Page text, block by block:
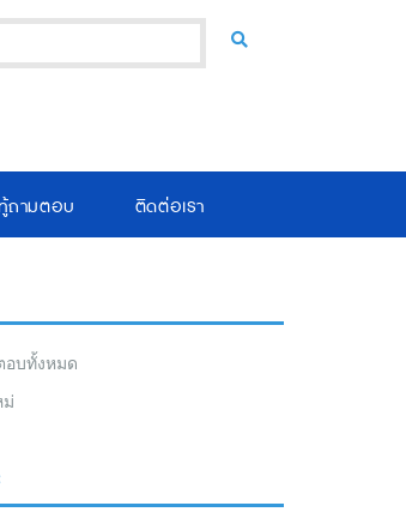
ถามตอบ ติดต่อเรา
อบทั้งหมด
ม่